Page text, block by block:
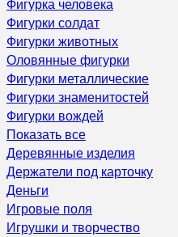
Фигурки солдат
Фигурки животных
Оловянные фигурки
Фигурки металлические
Фигурки знаменитостей
Фигурки вождей
Показать все
Деревянные изделия
Держатели под карточку
Деньги
Игровые поля
Игрушки и творчество